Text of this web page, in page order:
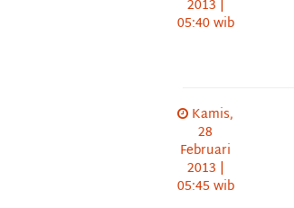
2013 |
05:40 wib
Kamis,
28
Februari
2013 |
05:45 wib